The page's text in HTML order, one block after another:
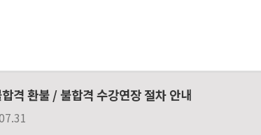
환불 / 불합격 수강연장 절차 안내